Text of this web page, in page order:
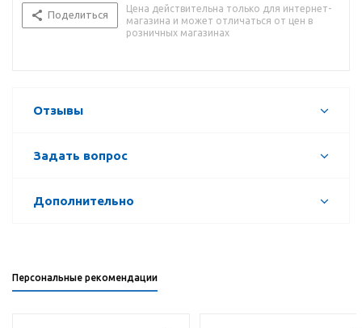
Поделиться
Цена действительна только для интернет-
магазина и может отличаться от цен в
розничных магазинах
Отзывы
Задать вопрос
Дополнительно
Персональные рекомендации